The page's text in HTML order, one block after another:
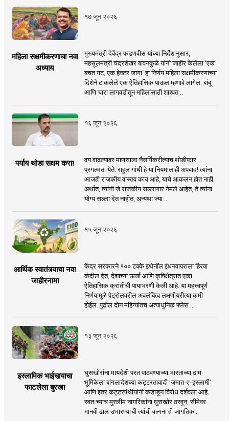
१७ जून २०२६
महिला सक्षमीकरणाचा नवा
अध्याय
मुख्यमंत्री देवेंद्र फडणवीस यांच्या निर्देशानुसार,
महसूलमंत्री चंद्रशेखर बावनकुळे यांनी जाहीर केलेला ‘एक
बचत गट, एक हेक्टर जागा’ हा निर्णय महिला सक्षमीकरणाच्या
दिशेने टाकलेले एक ऐतिहासिक पाऊल म्हणावे लागेल. बांबू
आणि चारा लागवडीतून महिलांसाठी शाश्वत ..
१६ जून २०२६
पर्याय थोडा सक्षम करा!
वय वाढल्यावर माणसाला नैसर्गिकरीत्याच थोडीफार
प्रगल्भता येते. राहुल गांधी हे या नियमालाही अपवाद! त्यांना
आजही राजकीय वास्तव काय आहे, याचे आकलन होत नाही.
अर्थात, त्यांनी जे राजकीय सल्लागार नेमले आहेत, ते त्यांना
योग्य सल्ला देत नाहीत, अन्यथा ज्या ..
१५ जून २०२६
आर्थिक स्वातंत्र्याचा नवा
जाहीरनामा
केंद्र सरकारने १०० टक्के इथेनॉल इंधनवापराला हिरवा
कंदील देत, देशाच्या ऊर्जा आणि कृषिक्षेत्रात एका
ऐतिहासिक क्रांतीची पायाभरणी केली आहे. या महत्त्वपूर्ण
निर्णयामुळे पेट्रोलवरील अवलंबित्व लक्षणीयरीत्या कमी
होईल. पुढील दोन महिन्यांतच अत्याधुनिक फ्लेस ..
१३ जून २०२६
इस्लामिक भाईचार्‍याचा
फाटलेला बुरखा
घुसखोरांना मायदेशी परत पाठवण्याच्या भारताच्या ठाम
भूमिकेला बांगलादेशच्या कट्टरतावादी ‘जमात-ए-इस्लामी’
आणि इतर कट्टरपंथीयांनी कडाडून विरोध दर्शवला आहे.
स्वतःच्याच मुस्लीम नागरिकांना घुसखोर ठरवून, सीमेवर
मानवी ढाल उभारण्याची त्यांची वल्गना ही जागतिक ..